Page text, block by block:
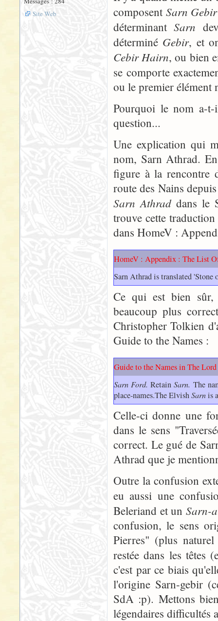
Site Web
composent Sarn Gebir
déterminantSarn
déterminé Gebir, et
Cebir Hairn, ou bien
se comporte
ou le premier élément
Pourquoi le nom a-
question...
Une explication qui
nom, Sarn Athrad.
figure à la rencontre
route des Nains
Sarn Athrad dans le
trouve cette
dans HomeV :
HomeV : Appendix : The List
Sarn Athrad is translated 'Stone
Ce qui est bien sûr,
beaucoup plus
Christopher Tolkien
Guide to the Names :
Guide to the Names in The
Sarn Ford. RetainSarn. The
place-names.The ElvishSarnis
Celle-ci donne une
dans le sens
correct. Le gué de
Athrad que je
Outre la confusion
eu aussi une
Beleriand et un Sarn-
confusion, le sens
Pierres" (plus
restée dans les têtes
c'est par ce biais
l'origine Sarn-gebir
SdA :p). Mettons
légendaires difficultés